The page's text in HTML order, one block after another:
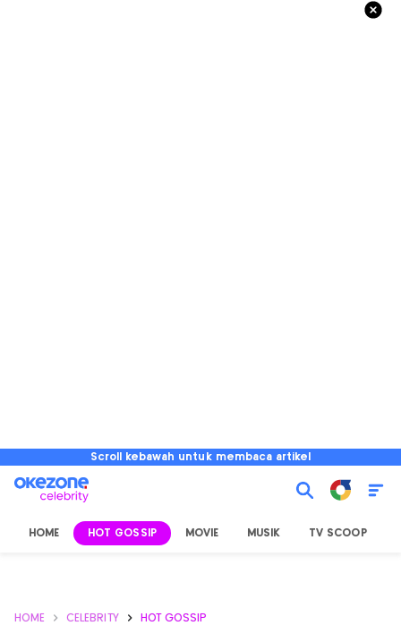
Scroll kebawah untuk membaca artikel
HOME HOT GOSSIP MOVIE MUSIK TV SCOOP
HOME CELEBRITY HOT GOSSIP